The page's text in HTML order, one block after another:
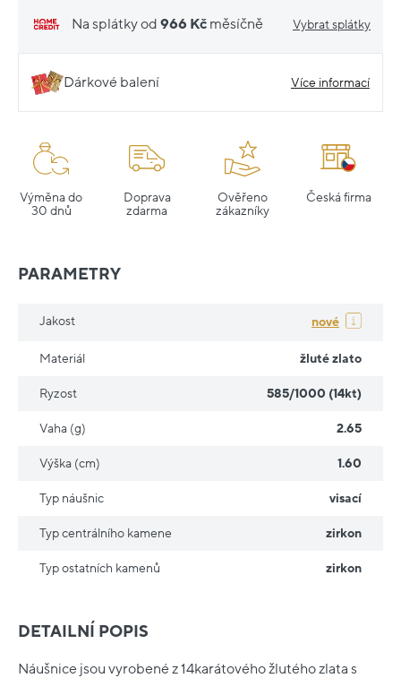
Na splátky od 966 Kč měsíčně Vybrat splátky
Dárkové balení Více informací
Výměna do
30 dnů
Doprava
zdarma
Ověřeno
zákazníky
Česká firma
DETAILNÍ POPIS
Náušnice jsou vyrobené z 14karátového žlutého zlata s
PARAMETRY
Jakost nové
Materiál žluté zlato
Ryzost 585/1000 (14kt)
Vaha (g) 2.65
Výška (cm) 1.60
Typ náušnic visací
Typ centrálního kamene zirkon
Typ ostatních kamenů zirkon